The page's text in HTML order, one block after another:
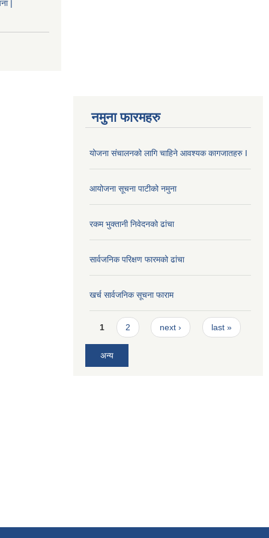
|
नमुना फारमहरु
योजना संचालनको लागि चाहिने आवश्यक कागजातहरु I
आयोजना सूचना पाटीको नमुना
रकम भुक्तानी निवेदनको ढांचा
सार्वजनिक परिक्षण फारमको ढांचा
खर्च सार्वजनिक सूचना फाराम
Pages
1 2 next › last »
अन्य